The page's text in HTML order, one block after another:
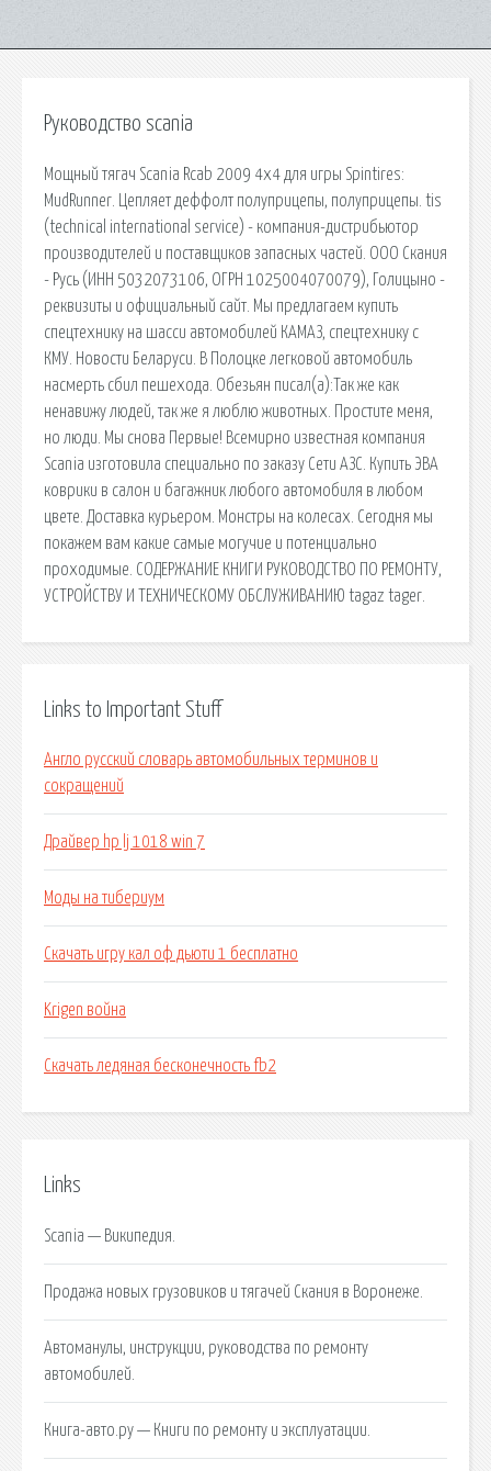
Руководство scania
Мощный тягач Scania Rcab 2009 4x4 для игры Spintires:
MudRunner. Цепляет деффолт полуприцепы, полуприцепы. tis
(technical international service) - компания-дистрибьютор
производителей и поставщиков запасных частей. ООО Скания
- Русь (ИНН 5032073106, ОГРН 1025004070079), Голицыно -
реквизиты и официальный сайт. Мы предлагаем купить
спецтехнику на шасси автомобилей КАМАЗ, спецтехнику с
КМУ. Новости Беларуси. В Полоцке легковой автомобиль
насмерть сбил пешехода. Обезьян писал(а):Так же как
ненавижу людей, так же я люблю животных. Простите меня,
но люди. Мы снова Первые! Всемирно известная компания
Scania изготовила специально по заказу Сети АЗС. Купить ЭВА
коврики в салон и багажник любого автомобиля в любом
цвете. Доставка курьером. Монстры на колесах. Сегодня мы
покажем вам какие самые могучие и потенциально
проходимые. СОДЕРЖАНИЕ КНИГИ РУКОВОДСТВО ПО РЕМОНТУ,
УСТРОЙСТВУ И ТЕХНИЧЕСКОМУ ОБСЛУЖИВАНИЮ tagaz tager.
Links to Important Stuff
Англо русский словарь автомобильных терминов и
сокращений
Драйвер hp lj 1018 win 7
Моды на тибериум
Скачать игру кал оф дьюти 1 бесплатно
Krigen война
Скачать ледяная бесконечность fb2
Links
Scania — Википедия.
Продажа новых грузовиков и тягачей Скания в Воронеже.
Автоманулы, инструкции, руководства по ремонту
автомобилей.
Книга-авто.ру — Книги по ремонту и эксплуатации.